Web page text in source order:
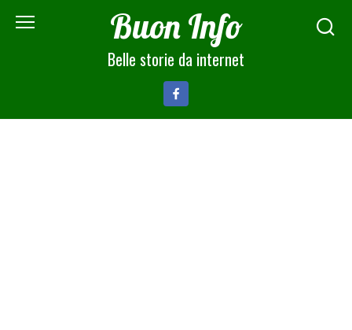
Buon Info
Belle storie da internet